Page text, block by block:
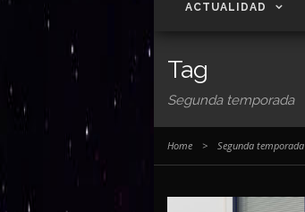
ACTUALIDAD
Tag
Segunda temporada
Home > Segunda temporada